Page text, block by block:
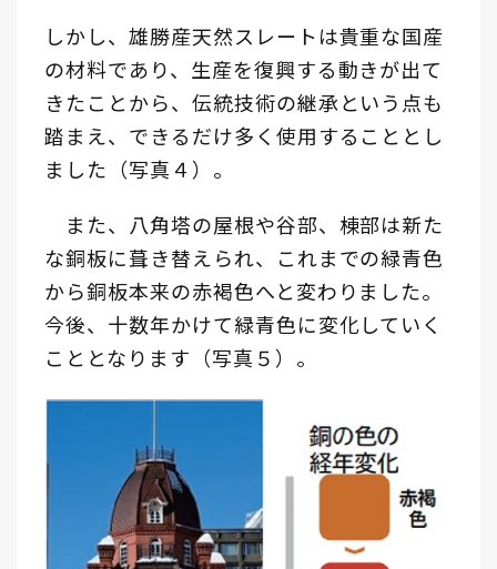
しかし、雄勝産天然スレートは貴重な国産
の材料であり、生産を復興する動きが出て
きたことから、伝統技術の継承という点も
踏まえ、できるだけ多く使用することとし
ました（写真４）。
また、八角塔の屋根や谷部、棟部は新た
な銅板に葺き替えられ、これまでの緑青色
から銅板本来の赤褐色へと変わりました。
今後、十数年かけて緑青色に変化していく
こととなります（写真５）。